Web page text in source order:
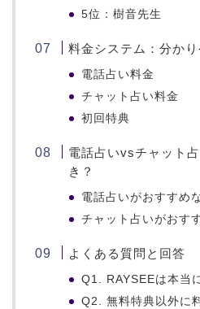
5位：樹音先生
料金システム：分か
電話占い料金
チャット占い料金
初回特典
電話占いvsチャット
き？
電話占いがおすすめ
チャット占いがおす
よくある質問と回答
Q1. RAYSEEは本当
Q2. 無料特典以外に